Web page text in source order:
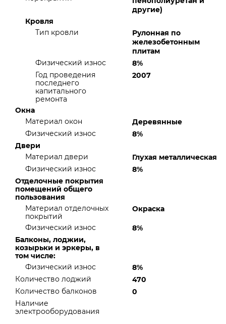
другие)
Кровля
Тип кровли
Рулонная по
железобетонным
плитам
Физический износ
8%
Год проведения
последнего
капитального
ремонта
2007
Окна
Материал окон
Деревянные
Физический износ
8%
Двери
Материал двери
Глухая металлическая
Физический износ
8%
Отделочные покрытия
помещений общего
пользования
Материал отделочных
покрытий
Окраска
Физический износ
8%
Балконы, лоджии,
козырьки и эркеры, в
том числе:
Физический износ
8%
Количество лоджий
470
Количество балконов
0
Наличие
электрооборудования